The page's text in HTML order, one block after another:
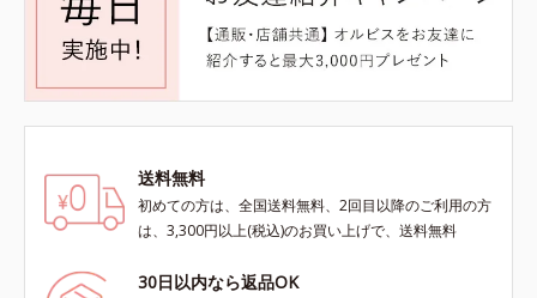
送料無料
初めての方は、全国送料無料、2回目以降のご利用の方
は、3,300円以上(税込)のお買い上げで、送料無料
30日以内なら返品OK